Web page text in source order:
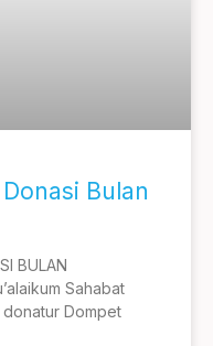
Bulan
BULAN
Sahabat
Dompet